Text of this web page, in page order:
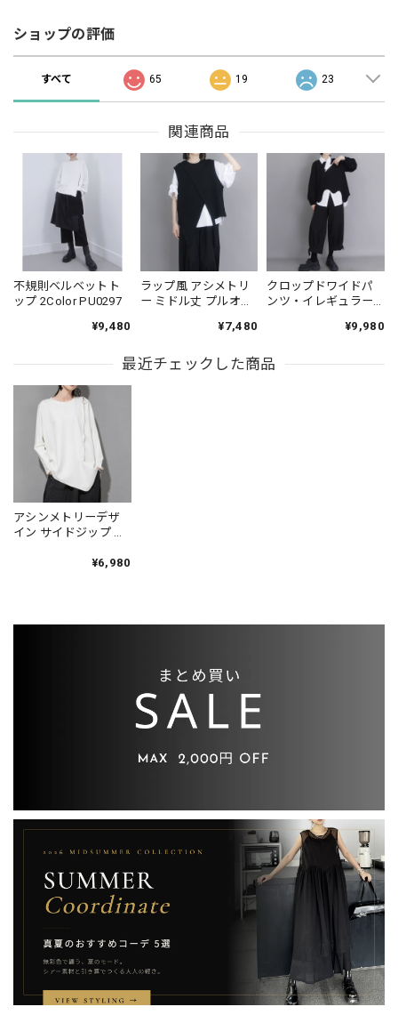
ショップの評価
すべて 65 19 23
関連商品
不規則ベルベットト
ップ 2Color PU0297
¥9,480
ラップ風 アシメトリ
ー ミドル丈 プルオー
¥7,480
クロップドワイドパ
ンツ・イレギュラー
ットアップ（3点個
¥9,980
最近チェックした商品
アシンメトリーデザ
イン サイドジップ 長
¥6,980